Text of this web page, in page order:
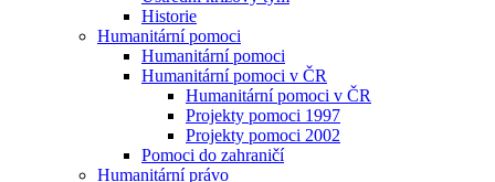
Historie
Humanitární pomoci
Humanitární pomoci
Humanitární pomoci v ČR
Humanitární pomoci v ČR
Projekty pomoci 1997
Projekty pomoci 2002
Pomoci do zahraničí
Humanitární právo